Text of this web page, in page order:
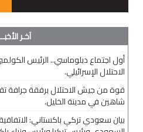
آخـر
أول اجتماع دبلوماسي.. الرئيس
الاحتلال الإسرائيلي.
قوة من جيش الاحتلال برفقة جرافة
شاهين في مدينة الخليل.
بيان سعودي تركي باكستاني: